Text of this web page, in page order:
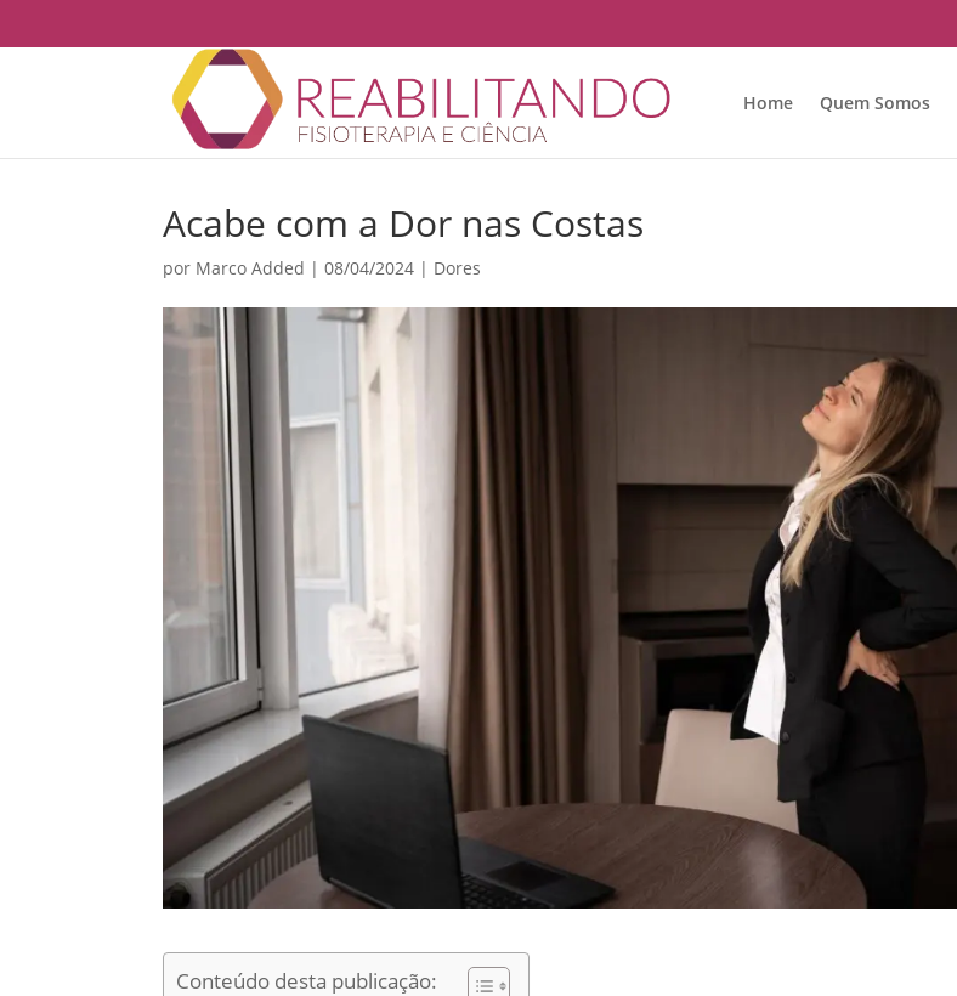
Home Quem Somos
Acabe com a Dor nas Costas
por Marco Added |08/04/2024 | Dores
Conteúdo desta publicação: